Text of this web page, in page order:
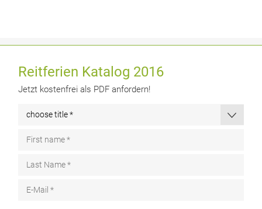
Reitferien Katalog 2016
Jetzt kostenfrei als PDF anfordern!